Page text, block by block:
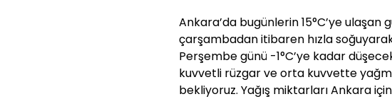
Ankara’da bugünlerin 15°C’ye ulaşan
çarşambadan itibaren hızla
Perşembe günü -1°C’ye kadar
kuvvetli rüzgar ve orta kuvvette
bekliyoruz. Yağış miktarları Ankara